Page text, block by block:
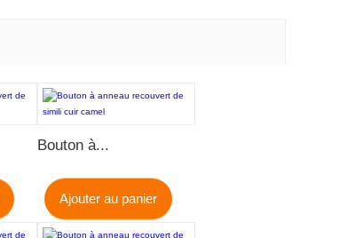
Bouton à...
Ajouter au panier